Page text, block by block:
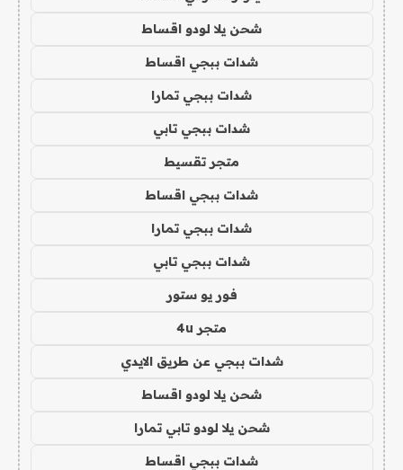
شحن يلا لودو اقساط
شدات ببجي اقساط
شدات ببجي تمارا
شدات ببجي تابي
متجر تقسيط
شدات ببجي اقساط
شدات ببجي تمارا
شدات ببجي تابي
فور يو ستور
متجر 4u
شدات ببجي عن طريق الايدي
شحن يلا لودو اقساط
شحن يلا لودو تابي تمارا
شدات ببجي اقساط